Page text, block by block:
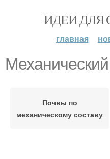
ИДЕИ ДЛЯ
главная
Почвы по
механическому составу